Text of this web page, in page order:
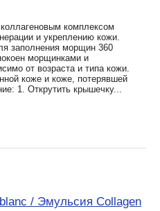
комплексом
и укреплению кожи.
заполнения морщин 360
морщинками и
от возраста и типа кожи.
коже и коже, потерявшей
1. Открутить крышечку...
/ Эмульсия Collagen